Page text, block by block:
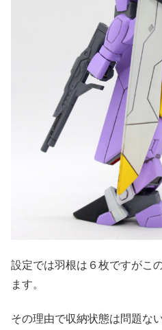
設定では羽根は６枚ですがこ
ます。
その理由で収納状態は問題な